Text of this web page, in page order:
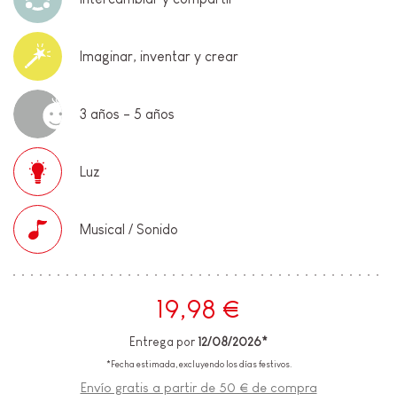
Imaginar, inventar y crear
3 años - 5 años
Luz
Musical / Sonido
19,98 €
Entrega por 12/08/2026*
*Fecha estimada, excluyendo los días festivos.
Envío gratis a partir de 50 € de compra